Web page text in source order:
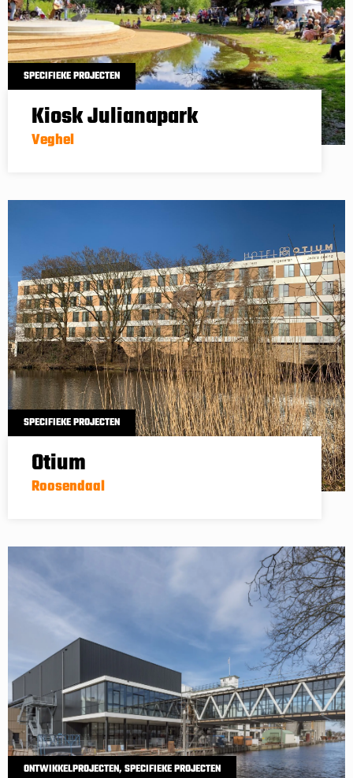
SPECIFIEKE PROJECTEN
Kiosk Julianapark
Veghel
SPECIFIEKE PROJECTEN
Otium
Roosendaal
ONTWIKKELPROJECTEN, SPECIFIEKE PROJECTEN